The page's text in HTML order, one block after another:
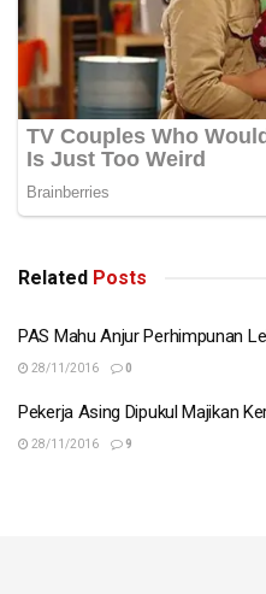
Related Posts
PAS Mahu Anjur Perhimpunan
28/11/2016 0
Pekerja Asing Dipukul Majikan
28/11/2016 9